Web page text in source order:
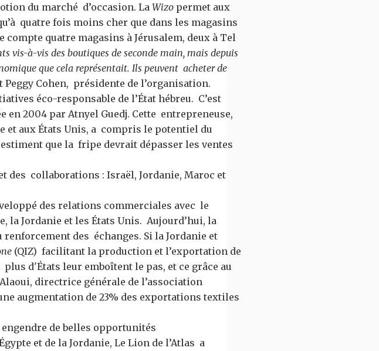
du marché d’occasion. La Wizo permet aux
quatre fois moins cher que dans les magasins
quatre magasins à Jérusalem, deux à Tel
vis-à-vis des boutiques de seconde main, mais depuis
que cela représentait. Ils peuvent acheter de
Cohen, présidente de l’organisation.
éco-responsable de l’État hébreu. C’est
en 2004 par Atnyel Guedj. Cette entrepreneuse,
et aux États Unis, a compris le potentiel du
estiment que la fripe devrait dépasser les ventes
des collaborations : Israël, Jordanie, Maroc et
des relations commerciales avec le
la Jordanie et les États Unis. Aujourd’hui, la
des échanges. Si la Jordanie et
(QIZ) facilitant la production et l’exportation de
d'États leur emboîtent le pas, et ce grâce au
directrice générale de l’association
augmentation de 23% des exportations textiles
de belles opportunités
et de la Jordanie, Le Lion de l’Atlas a